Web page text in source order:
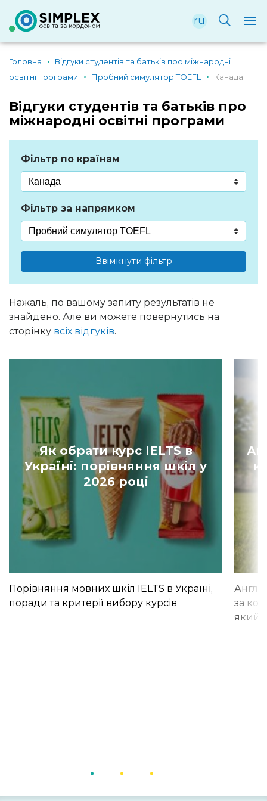
ru
Головна
Відгуки студентів та батьків про міжнародні
освітні програми
Пробний симулятор TOEFL Канада
Відгуки студентів та батьків про
міжнародні освітні програми
Фільтр по країнам
Фільтр за напрямком
Ввімкнути фільтр
Нажаль, по вашому запиту результатів не
знайдено. Але ви можете повернутись на
сторінку всіх відгуків.
Як обрати курс IELTS в
Україні: порівняння шкіл у
2026 році
Порівняння мовних шкіл IELTS в Україні,
поради та критерії вибору курсів
за
який